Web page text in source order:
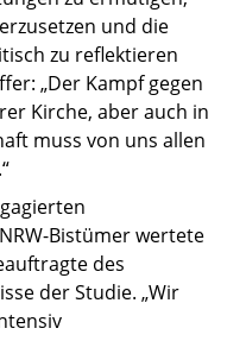
und die
zu reflektieren
„Der Kampf gegen
Kirche, aber auch in
muss von uns allen
Bistümer wertete
des
der Studie. „Wir